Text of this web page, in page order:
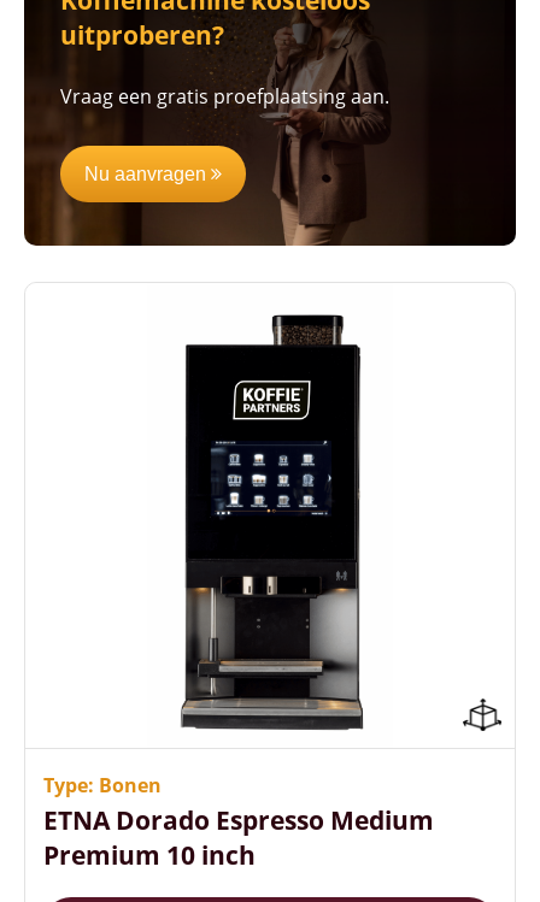
uitproberen?
Vraag een gratis proefplaatsing aan.
Nu aanvragen
Personaliseer met eigen
logo/sfeerafbeeldingen
+100 koppen koffie per uur
Zet twee koffie’s tegelijk
Type: Bonen
ETNA Dorado Espresso Medium
Premium 10 inch